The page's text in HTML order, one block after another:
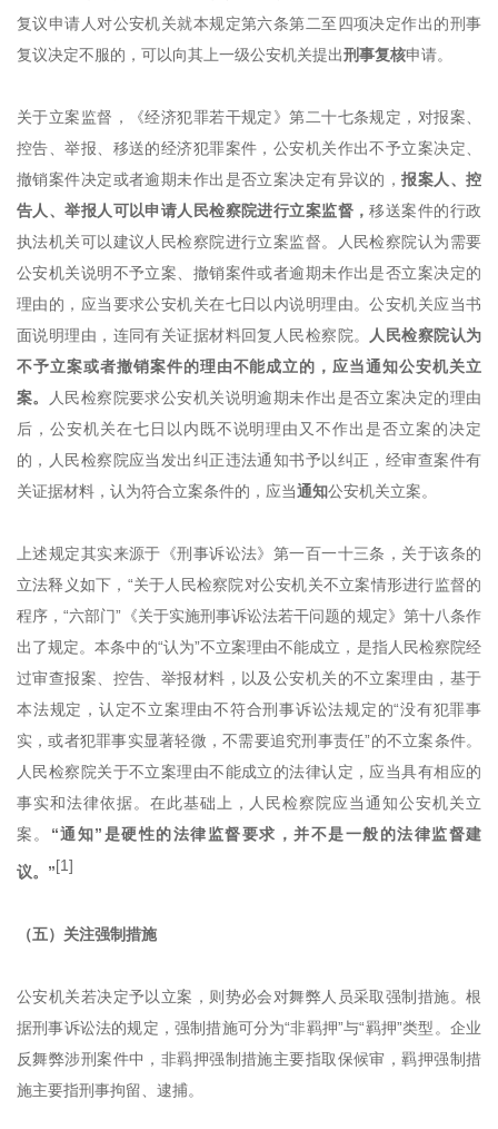
复议申请人对公安机关就本规定第六条第二至四项决定作出的刑事
复议决定不服的，可以向其上一级公安机关提出刑事复核申请。
关于立案监督， 《经济犯罪若干规定》第二十七条规定，对报案、
控告、举报、移送的经济犯罪案件，公安机关作出不予立案决定、
撤销案件决定或者逾期未作出是否立案决定有异议的，报案人、控
告人、举报人可以申请人民检察院进行立案监督，移送案件的行政
执法机关可以建议人民检察院进行立案监督。人民检察院认为需要
公安机关说明不予立案、撤销案件或者逾期未作出是否立案决定的
理由的，应当要求公安机关在七日以内说明理由。公安机关应当书
面说明理由，连同有关证据材料回复人民检察院。
人民检察院认为
不予立案或者撤销案件的理由不能成立的，应当通知公安机关立
案。
人民检察院要求公安机关说明逾期未作出是否立案决定的理由
后，公安机关在七日以内既不说明理由又不作出是否立案的决定
的，人民检察院应当发出纠正违法通知书予以纠正，经审查案件有
关证据材料，认为符合立案条件的，应当通知公安机关立案。
上述规定其实来源于 《刑事诉讼法》 第一百一十三条，关于该条的
立法释义如下， “关于人民检察院对公安机关不立案情形进行监督的
程序，“六部门”《关于实施刑事诉讼法若干问题的规定》第十八条作
出了规定。本条中的“认为”不立案理由不能成立，是指人民检察院经
过审查报案、控告、举报材料，以及公安机关的不立案理由，基于
本法规定，认定不立案理由不符合刑事诉讼法规定的“没有犯罪事
实，或者犯罪事实显著轻微，不需要追究刑事责任”的不立案条件。
人民检察院关于不立案理由不能成立的法律认定，应当具有相应的
事实和法律依据。在此基础上，人民检察院应当通知公安机关立
案。 “通知”是硬性的法律监督要求，并不是一般的法律监督建
议。 ”[1]
（五）关注强制措施
公安机关若决定予以立案，则势必会对舞弊人员采取强制措施。根
据刑事诉讼法的规定，强制措施可分为“非羁押”与“羁押”类型。企业
反舞弊涉刑案件中，非羁押强制措施主要指取保候审，羁押强制措
施主要指刑事拘留、逮捕。